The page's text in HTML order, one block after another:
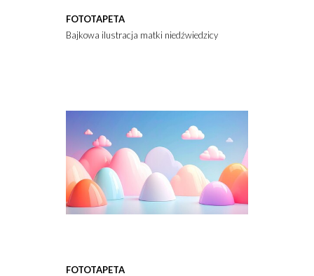
FOTOTAPETA
Bajkowa ilustracja matki niedźwiedzicy z dzieckiem. Scena
FOTOTAPETA